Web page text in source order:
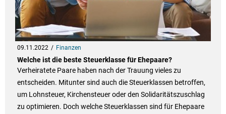
09.11.2022 Finanzen
Welche ist die beste Steuerklasse für Ehepaare?
Verheiratete Paare haben nach der Trauung vieles zu
entscheiden. Mitunter sind auch die Steuerklassen betroffen,
um Lohnsteuer, Kirchensteuer oder den Solidaritätszuschlag
zu optimieren. Doch welche Steuerklassen sind für Ehepaare